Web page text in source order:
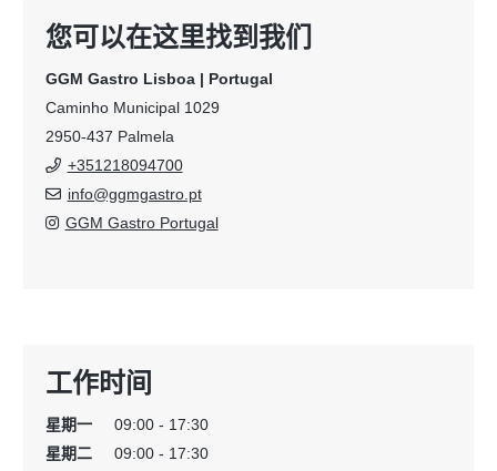
您可以在这里找到我们
GGM Gastro Lisboa | Portugal
Caminho Municipal 1029
2950-437 Palmela
+351218094700
info@ggmgastro.pt
GGM Gastro Portugal
工作时间
星期一
09:00 - 17:30
星期二
09:00 - 17:30